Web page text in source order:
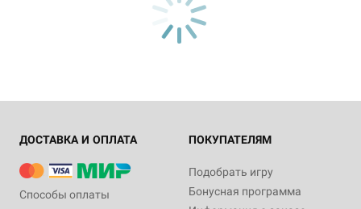
ДОСТАВКА И ОПЛАТА
Способы оплаты
ПОКУПАТЕЛЯМ
Подобрать игру
Бонусная программа